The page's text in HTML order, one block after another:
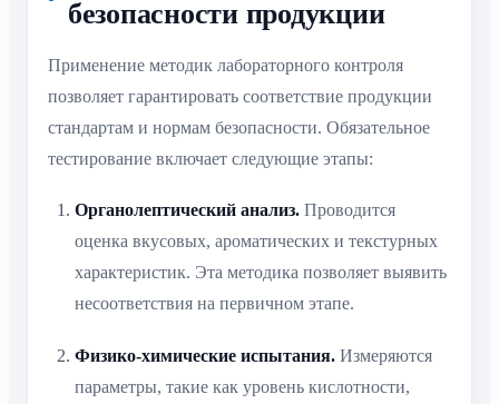
безопасности продукции
Применение методик лабораторного контроля
позволяет гарантировать соответствие продукции
стандартам и нормам безопасности. Обязательное
тестирование включает следующие этапы:
Органолептический анализ. Проводится
оценка вкусовых, ароматических и текстурных
характеристик. Эта методика позволяет выявить
несоответствия на первичном этапе.
Физико-химические испытания. Измеряются
параметры, такие как уровень кислотности,